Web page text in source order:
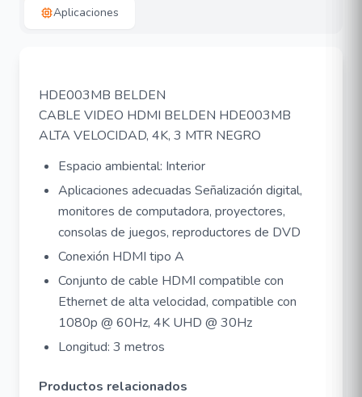
Aplicaciones
HDE003MB BELDEN
CABLE VIDEO HDMI BELDEN HDE003MB
ALTA VELOCIDAD, 4K, 3 MTR NEGRO
Espacio ambiental: Interior
Aplicaciones adecuadas Señalización digital,
monitores de computadora, proyectores,
consolas de juegos, reproductores de DVD
Conexión HDMI tipo A
Conjunto de cable HDMI compatible con
Ethernet de alta velocidad, compatible con
1080p @ 60Hz, 4K UHD @ 30Hz
Longitud: 3 metros
Productos relacionados